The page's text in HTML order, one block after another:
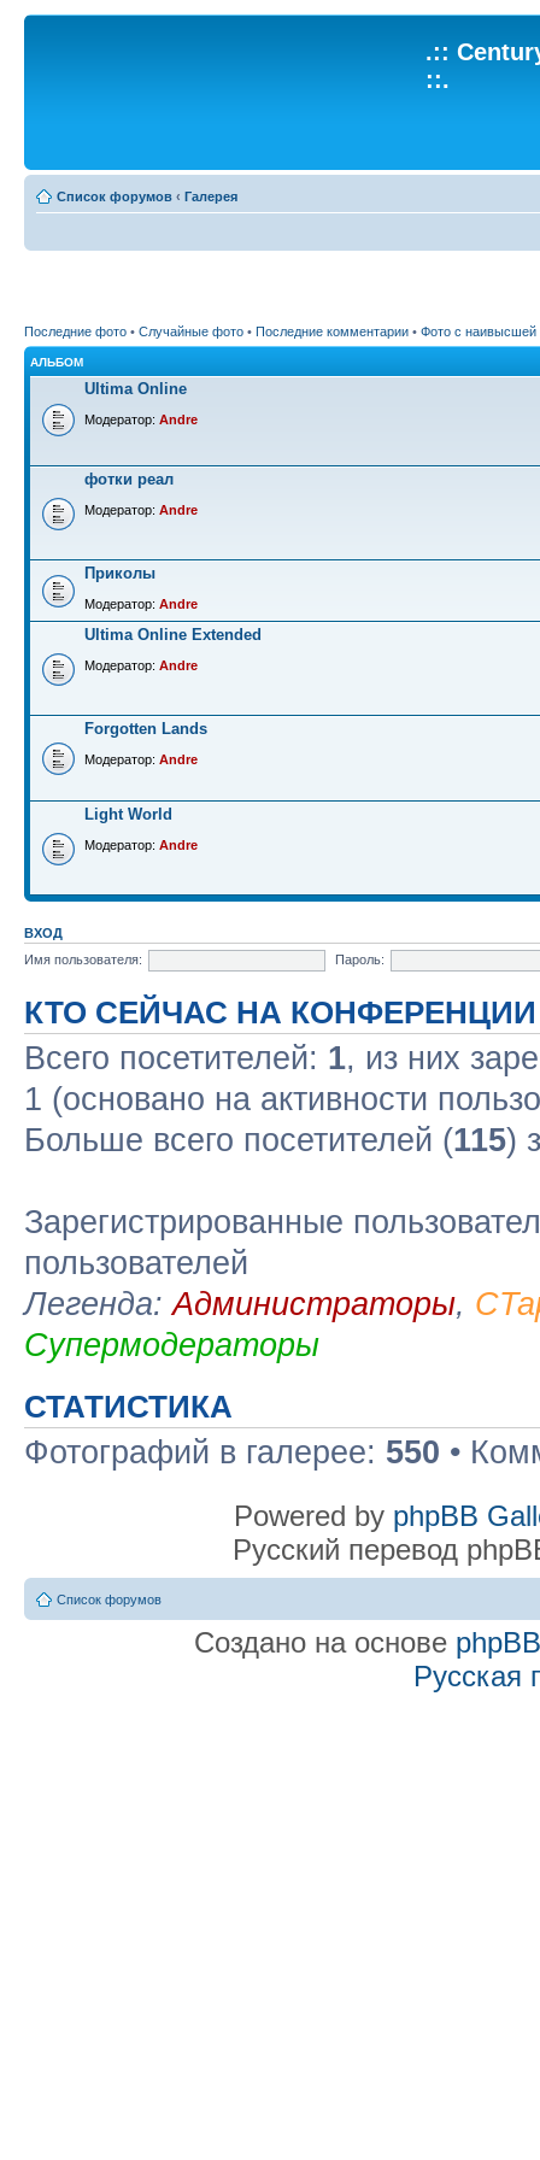
.::
::.
Список форумов ‹ Галерея
Последние фото • Случайные фото • Последние комментарии • Фото с наивысшей
АЛЬБОМ
Ultima Online
Модератор: Andre
фотки реал
Модератор: Andre
Приколы
Модератор: Andre
Ultima Online Extended
Модератор: Andre
Forgotten Lands
Модератор: Andre
Light World
Модератор: Andre
ВХОД
Имя пользователя:
Пароль:
КТО СЕЙЧАС НА КОНФЕРЕНЦИИ
Всего посетителей: 1, из них
1 (основано на активности
Больше всего посетителей (115)
Зарегистрированные
пользователей
Легенда:Администраторы,
Супермодераторы
СТАТИСТИКА
Фотографий в галерее: 550 •
Powered by phpBB
Русский перевод
Список форумов
Создано на основе phpBB
Русская